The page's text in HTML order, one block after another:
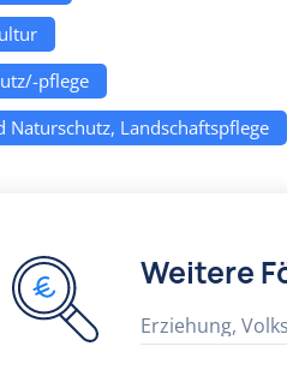
pflege
Naturschutz, Landschaftspflege
Weitere
Erziehung,